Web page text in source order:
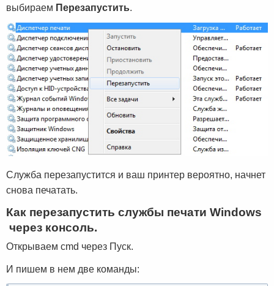
выбираем Перезапустить.
Служба перезапустится и ваш принтер вероятно, начнет
снова печатать.
Как перезапустить службы печати Windows
через консоль.
Открываем cmd через Пуск.
И пишем в нем две команды: